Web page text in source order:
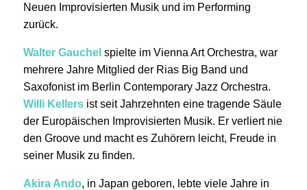
Neuen Improvisierten Musik und im Performing
zurück.
Walter Gauchel spielte im Vienna Art Orchestra, war
mehrere Jahre Mitglied der Rias Big Band und
Saxofonist im Berlin Contemporary Jazz Orchestra.
Willi Kellersist seit Jahrzehnten eine tragende Säule
der Europäischen Improvisierten Musik. Er verliert nie
den Groove und macht es Zuhörern leicht, Freude in
seiner Musik zu finden.
Akira Ando, in Japan geboren, lebte viele Jahre in